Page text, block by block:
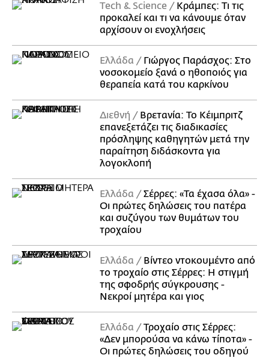
Τech & Science
Κράμπες: Τι τις
προκαλεί και τι να κάνουμε όταν
αρχίσουν οι ενοχλήσεις
Ελλάδα
Γιώργος Παράσχος: Στο
νοσοκομείο ξανά ο ηθοποιός για
θεραπεία κατά του καρκίνου
Διεθνή
Βρετανία: Το Κέιμπριτζ
επανεξετάζει τις διαδικασίες
πρόσληψης καθηγητών μετά την
παραίτηση διδάσκοντα για
λογοκλοπή
Ελλάδα
Σέρρες: «Τα έχασα όλα» -
Οι πρώτες δηλώσεις του πατέρα
και συζύγου των θυμάτων του
τροχαίου
Ελλάδα
Βίντεο ντοκουμέντο από
το τροχαίο στις Σέρρες: Η στιγμή
της σφοδρής σύγκρουσης -
Νεκροί μητέρα και γιος
Ελλάδα
Τροχαίο στις Σέρρες:
«Δεν μπορούσα να κάνω τίποτα» -
Οι πρώτες δηλώσεις του οδηγού